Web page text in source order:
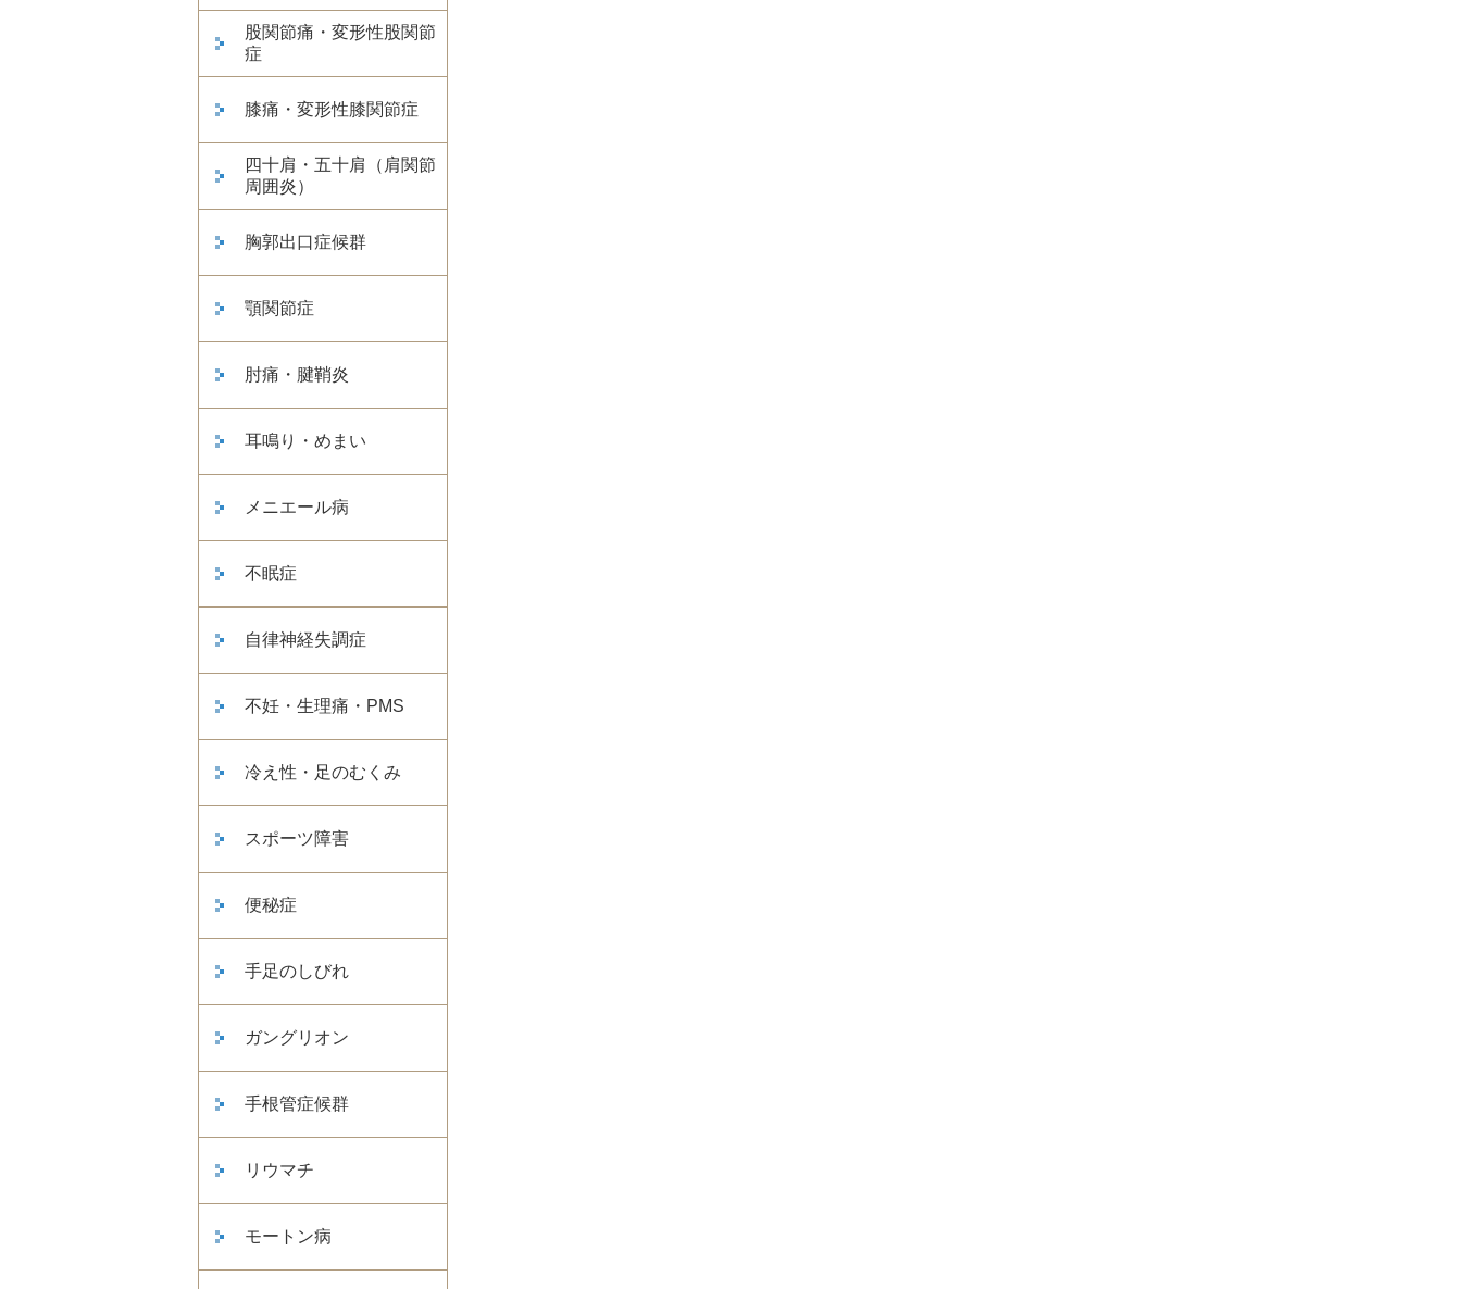
股関節痛・変形性股関節
症
膝痛・変形性膝関節症
四十肩・五十肩（肩関節
周囲炎）
胸郭出口症候群
顎関節症
肘痛・腱鞘炎
耳鳴り・めまい
メニエール病
不眠症
自律神経失調症
不妊・生理痛・PMS
冷え性・足のむくみ
スポーツ障害
便秘症
手足のしびれ
ガングリオン
手根管症候群
リウマチ
モートン病